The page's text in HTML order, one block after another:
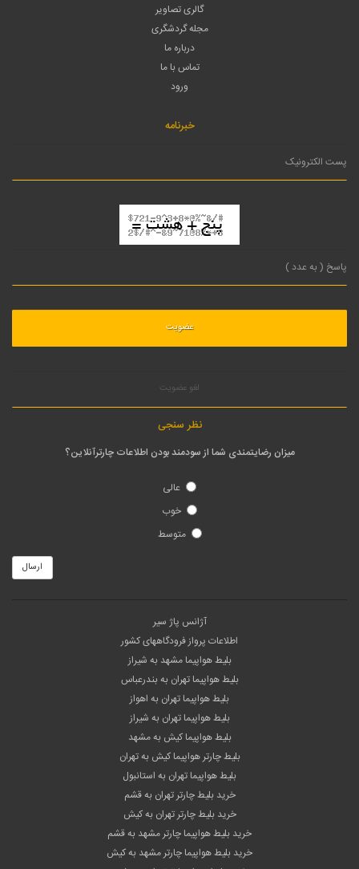
گالری تصاویر
مجله گردشگری
درباره ما
تماس با ما
ورود
خبرنامه
لغو عضویت
نظر سنجی
میزان رضایتمندی شما از سودمند بودن اطلاعات چارترآنلاین؟
عالی
خوب
متوسط
ارسال
آژانس پاژ سیر
اطلاعات پرواز فرودگاههای کشور
بلیط هواپیما مشهد به شیراز
بلیط هواپیما تهران به بندرعباس
بلیط هواپیما تهران به اهواز
بلیط هواپیما تهران به شیراز
بلیط هواپیما کیش به مشهد
بلیط چارتر هواپیما کیش به تهران
بلیط هواپیما تهران به استانبول
خرید بلیط چارتر تهران به قشم
خرید بلیط چارتر تهران به کیش
خرید بلیط هواپیما چارتر مشهد به قشم
خرید بلیط هواپیما چارتر مشهد به کیش